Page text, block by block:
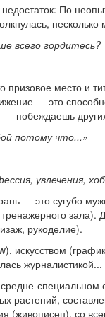
По
всего гордитесь?
место и
— это
побеждаешь
потому что...»
увлечения,
— это сугубо
зала).
рукоделие).
искусством
журналистикой...
специальном
растений,
(живописец), со